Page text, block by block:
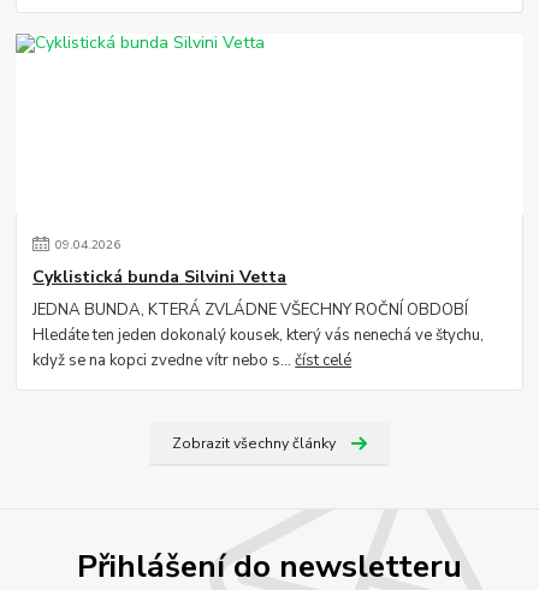
09.04.2026
Cyklistická bunda Silvini Vetta
JEDNA BUNDA, KTERÁ ZVLÁDNE VŠECHNY ROČNÍ OBDOBÍ
Hledáte ten jeden dokonalý kousek, který vás nenechá ve štychu,
když se na kopci zvedne vítr nebo s...číst celé
Zobrazit všechny články
Přihlášení do newsletteru